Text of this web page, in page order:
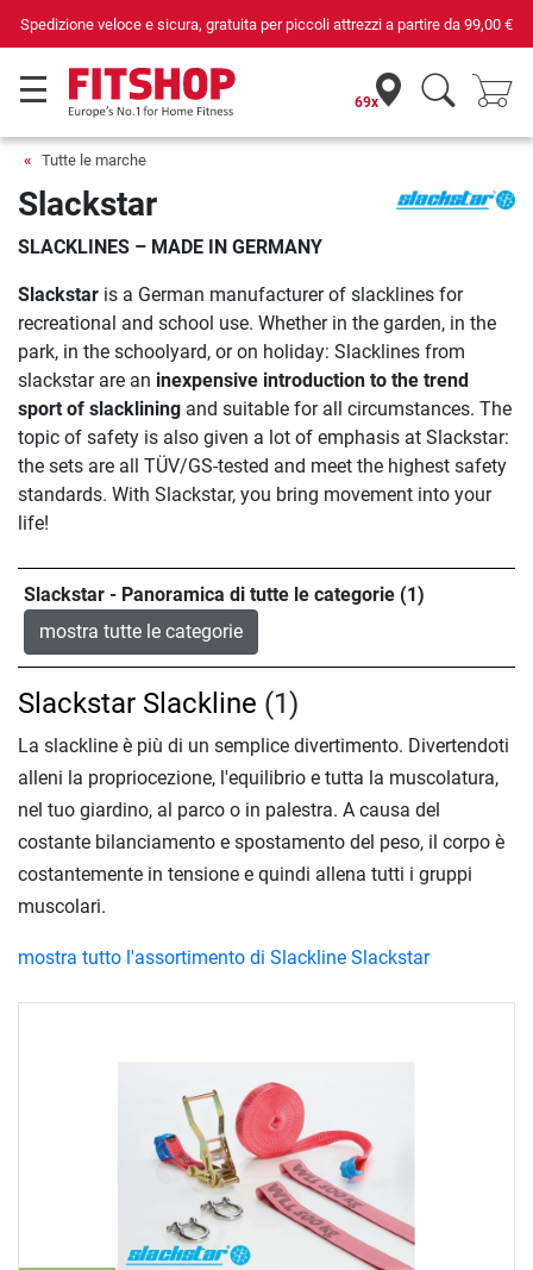
Spedizione veloce e sicura, gratuita per piccoli attrezzi a partire da 99,00 €
69x
Tutte le marche
Slackstar
SLACKLINES – MADE IN GERMANY
Slackstar is a German manufacturer of slacklines for
recreational and school use. Whether in the garden, in the
park, in the schoolyard, or on holiday: Slacklines from
slackstar are an inexpensive introduction to the trend
sport of slacklining and suitable for all circumstances. The
topic of safety is also given a lot of emphasis at Slackstar:
the sets are all TÜV/GS-tested and meet the highest safety
standards. With Slackstar, you bring movement into your
life!
Slackstar - Panoramica di tutte le categorie (1)
mostra tutte le categorie
Slackstar Slackline (1)
La slackline è più di un semplice divertimento. Divertendoti
alleni la propriocezione, l'equilibrio e tutta la muscolatura,
nel tuo giardino, al parco o in palestra. A causa del
costante bilanciamento e spostamento del peso, il corpo è
costantemente in tensione e quindi allena tutti i gruppi
muscolari.
mostra tutto l'assortimento di Slackline Slackstar